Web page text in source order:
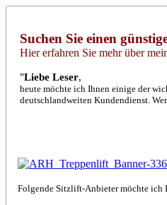
Suchen Sie einen
Hier erfahren Sie mehr über
"Liebe Leser,
heute möchte ich Ihnen einige der
deutschlandweiten Kundendienst.
Folgende Sitzlift-Anbieter möchte ich